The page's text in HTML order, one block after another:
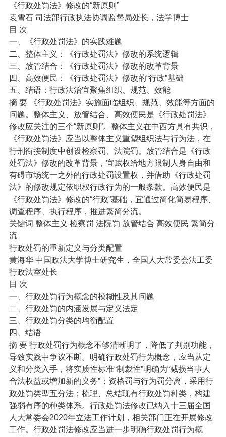
《行政处罚法》修改的“新原则”
袁雪石 司法部行政执法协调监督局处长，法学博士
目 次
一、《行政处罚法》的实践难题
二、整体主义：《行政处罚法》修改的系统逻辑
三、放管结合：《行政处罚法》修改的改革背景
四、高效便民：《行政处罚法》修改的“行政”基础
五、结语：行政法治宜聚焦组织、规范、效能
摘 要 《行政处罚法》实施面临组织、规范、效能等方面的
问题。整体主义、放管结合、高效便民是《行政处罚法》
修改应关注的三个“新原则”。整体主义在中西方具有共识，
《行政处罚法》应当以整体主义重塑组织法与行为法，在
行刑衔接制度中创设检察罚、法院罚。放管结合是《行政
处罚法》修改的改革背景，宜赋权给地方限制人身自由和
有碍市场统一之外的行政处罚设置权，并借助《行政处罚
法》的修改规定依职权行政行为的一般条款。高效便民是
《行政处罚法》修改的“行政”基础，宜通过简化简易程序、
调查程序、执行程序，推进繁简分流。
关键词 整体主义 检察罚 法院罚 放管结合 高效便民 繁简分
流
行政处罚的重新定义与分类配置
黄海华 中国政法大学博士研究生，全国人大常委会法工委
行政法室处长
目 次
一、行政处罚行为概念的模糊性及其问题
二、行政处罚的内涵发展与定义法定
三、行政处罚分类的均衡配置
四、结语
摘 要 行政处罚行为概念不够清晰明了，降低了判别功能，
导致实践中争议不断。明确行政处罚行为概念，应当从定
义和分类入手，将实质性标准“制裁性”明确为“减损当事人
合法权益或增加新的义务”；资格罚与行为罚分离，采用行
政处罚类型五分法；梳理、总结现有行政处罚种类，构建
强弱有序的种类体系。行政处罚法修改已纳入十三届全国
人大常委会2020年立法工作计划，相关部门正在开展修改
工作。行政处罚法修改应当进一步明确行政处罚行为概